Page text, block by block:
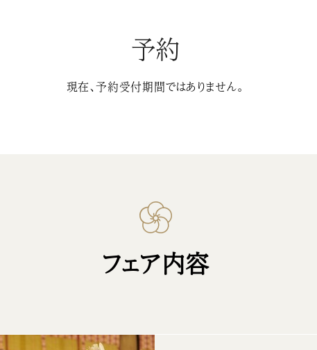
予約
現在、予約受付期間ではありません。
フェア内容